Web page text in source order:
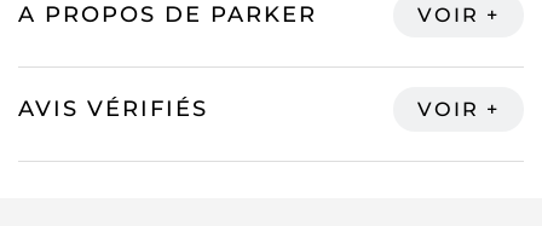
A PROPOS DE PARKER
AVIS VÉRIFIÉS